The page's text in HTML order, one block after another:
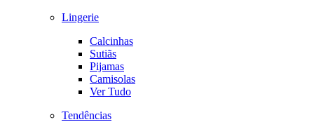
Lingerie
Calcinhas
Sutiãs
Pijamas
Camisolas
Ver Tudo
Tendências